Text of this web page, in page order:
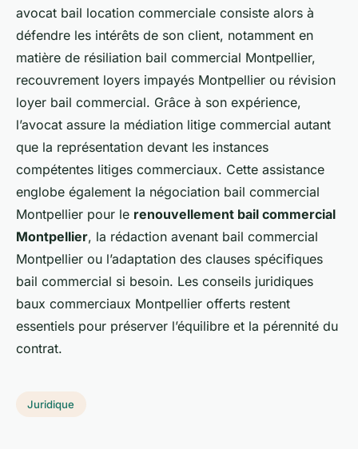
avocat bail location commerciale consiste alors à
défendre les intérêts de son client, notamment en
matière de résiliation bail commercial Montpellier,
recouvrement loyers impayés Montpellier ou révision
loyer bail commercial. Grâce à son expérience,
l’avocat assure la médiation litige commercial autant
que la représentation devant les instances
compétentes litiges commerciaux. Cette assistance
englobe également la négociation bail commercial
Montpellier pour le renouvellement bail commercial
Montpellier, la rédaction avenant bail commercial
Montpellier ou l’adaptation des clauses spécifiques
bail commercial si besoin. Les conseils juridiques
baux commerciaux Montpellier offerts restent
essentiels pour préserver l’équilibre et la pérennité du
contrat.
Juridique